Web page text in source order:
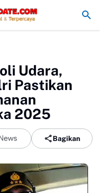
Minta PT PMC Tunda
Udara,
Pastikan
2025
Bagikan